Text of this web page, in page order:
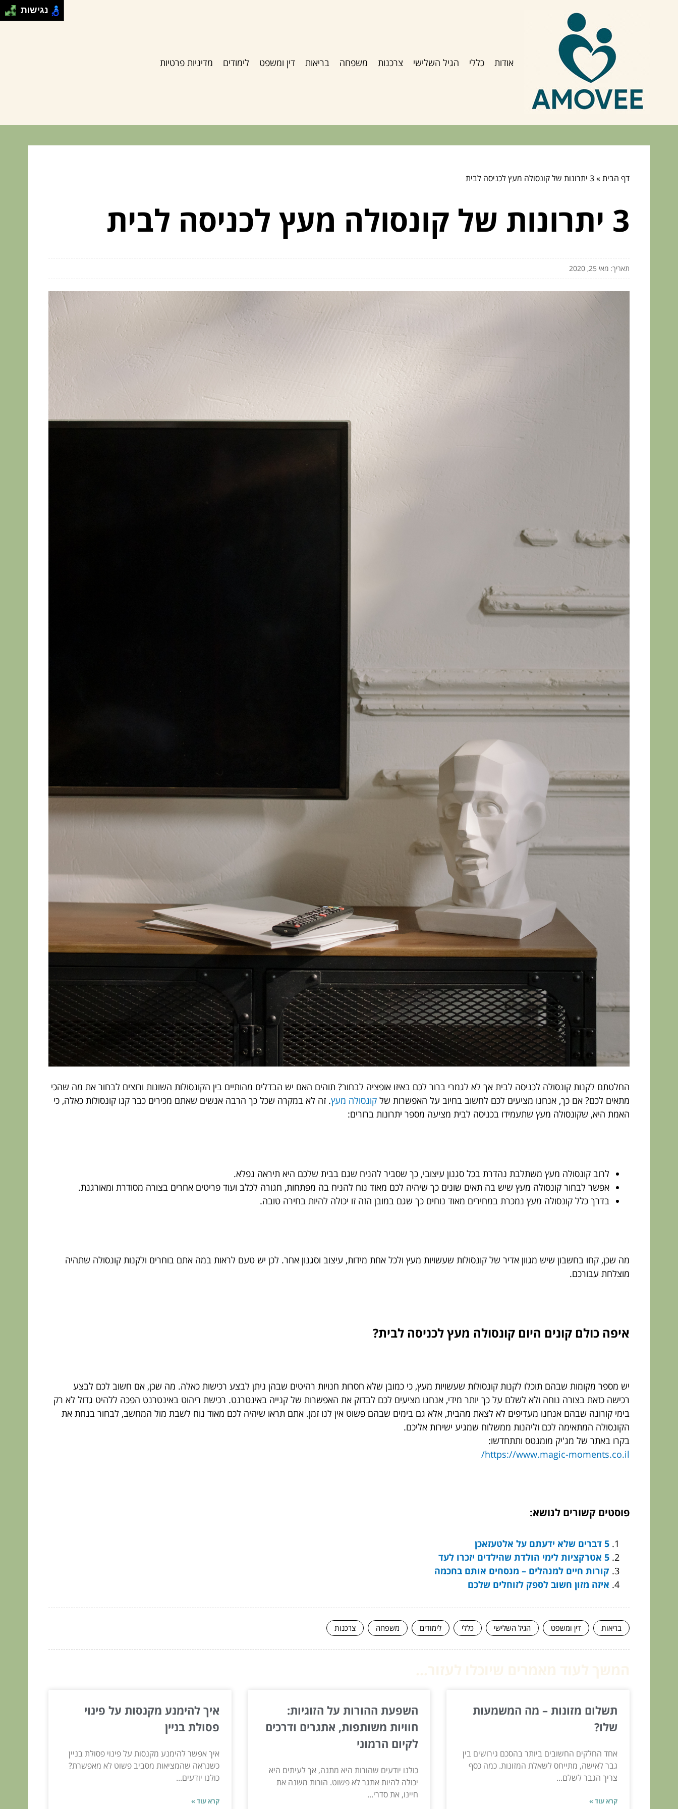
אודות כללי הגיל השלישי צרכנות משפחה בריאות דין ומשפט לימודים מדיניות פרטיות
דף הבית»3 יתרונות של קונסולה מעץ לכניסה לבית
3 יתרונות של קונסולה מעץ לכניסה לבית
תאריך: מאי 25, 2020
החלטתם לקנות קונסולה לכניסה לבית אך לא לגמרי ברור לכם באיזו אופציה לבחור? תוהים האם יש הבדלים מהותיים בין הקונסולות השונות ורוצים לבחור את מה שהכי
מתאים לכם? אם כך, אנחנו מציעים לכם לחשוב בחיוב על האפשרות של קונסולה מעץ. זה לא במקרה שכל כך הרבה אנשים שאתם מכירים כבר קנו קונסולות כאלה, כי
האמת היא, שקונסולה מעץ שתעמידו בכניסה לבית מציעה מספר יתרונות ברורים:
לרוב קונסולה מעץ משתלבת נהדרת בכל סגנון עיצובי, כך שסביר להניח שגם בבית שלכם היא תיראה נפלא.
אפשר לבחור קונסולה מעץ שיש בה תאים שונים כך שיהיה לכם מאוד נוח להניח בה מפתחות, חגורה לכלב ועוד פריטים אחרים בצורה מסודרת ומאורגנת.
בדרך כלל קונסולה מעץ נמכרת במחירים מאוד נוחים כך שגם במובן הזה זו יכולה להיות בחירה טובה.
מה שכן, קחו בחשבון שיש מגוון אדיר של קונסולות שעשויות מעץ ולכל אחת מידות, עיצוב וסגנון אחר. לכן יש טעם לראות במה אתם בוחרים ולקנות קונסולה שתהיה
מוצלחת עבורכם.
איפה כולם קונים היום קונסולה מעץ לכניסה לבית?
יש מספר מקומות שבהם תוכלו לקנות קונסולות שעשויות מעץ, כי כמובן שלא חסרות חנויות רהיטים שבהן ניתן לבצע רכישות כאלה. מה שכן, אם חשוב לכם לבצע
רכישה כזאת בצורה נוחה ולא לשלם על כך יותר מידי, אנחנו מציעים לכם לבדוק את האפשרות של קנייה באינטרנט. רכישת ריהוט באינטרנט הפכה ללהיט גדול לא רק
בימי קורונה שבהם אנחנו מעדיפים לא לצאת מהבית, אלא גם בימים שבהם פשוט אין לנו זמן. אתם תראו שיהיה לכם מאוד נוח לשבת מול המחשב, לבחור בנחת את
הקונסולה המתאימה לכם וליהנות ממשלוח שמגיע ישירות אליכם.
בקרו באתר של מג'יק מומנטס ותתחדשו:
https://www.magic-moments.co.il/
פוסטים קשורים לנושא:
5 דברים שלא ידעתם על אלטעזאכן
5 אטרקציות לימי הולדת שהילדים יזכרו לעד
קורות חיים למנהלים – מנסחים אותם בחכמה
איזה מזון חשוב לספק לזוחלים שלכם
בריאות דין ומשפט הגיל השלישי כללי לימודים משפחה צרכנות
תשלום מזונות – מה המשמעות
שלו?
אחד החלקים החשובים ביותר בהסכם גירושים בין
גבר לאישה, מתייחס לשאלת המזונות. כמה כסף
צריך הגבר לשלם...
קרא עוד »
השפעת ההורות על הזוגיות:
חוויות משותפות, אתגרים ודרכים
לקיום הרמוני
כולנו יודעים שהורות היא מתנה, אך לעיתים היא
יכולה להיות אתגר לא פשוט. הורות משנה את
חיינו, את סדרי...
איך להימנע מקנסות על פינוי
פסולת בניין
איך אפשר להימנע מקנסות על פינוי פסולת בניין
כשנראה שהמציאות מסביב פשוט לא מאפשרת?
כולנו יודעים...
קרא עוד »
נגישות